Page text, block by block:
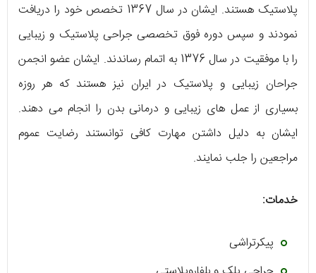
پلاستیک هستند. ایشان در سال 1367 تخصص خود را دریافت
نمودند و سپس دوره فوق تخصصی جراحی پلاستیک و زیبایی
را با موفقیت در سال 1376 به اتمام رساندند. ایشان عضو انجمن
جراحان زیبایی و پلاستیک در ایران نیز هستند که هر روزه
بسیاری از عمل های زیبایی و درمانی بدن را انجام می دهند.
ایشان به دلیل داشتن مهارت کافی توانستند رضایت عموم
مراجعین را جلب نمایند.
خدمات:
پیکرتراشی